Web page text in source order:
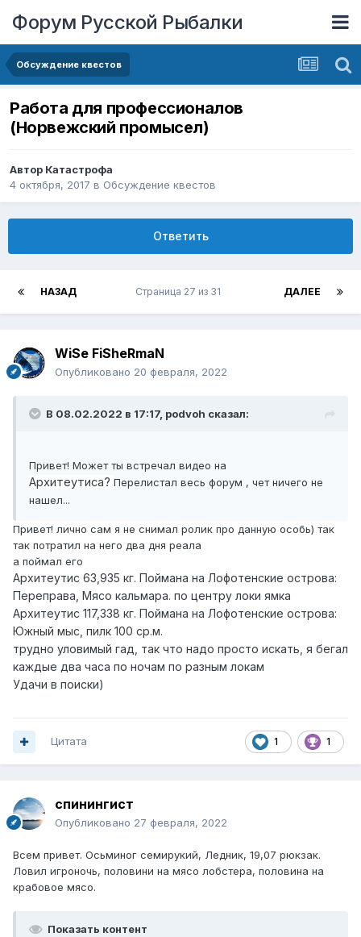
Форум Русской Рыбалки
Обсуждение квестов
Работа для профессионалов
(Норвежский промысел)
Автор Катастрофа
4 октября, 2017 в Обсуждение квестов
Ответить
НАЗАД ДАЛЕЕ
Страница 27 из 31
WiSe FiSheRmaN
Опубликовано 20 февраля, 2022
В 08.02.2022 в 17:17, podvoh сказал:
Привет! Может ты встречал видео на
Архитеутиса? Перелистал весь форум , чет ничего не
нашел...
Привет! лично сам я не снимал ролик про данную особь) так
так потратил на него два дня реала
а поймал его
Архитеутис 63,935 кг. Поймана на Лофотенские острова:
Переправа, Мясо кальмара. по центру локи ямка
Архитеутис 117,338 кг. Поймана на Лофотенские острова:
Южный мыс, пилк 100 ср.м.
трудно уловимый гад, так что надо просто искать, я бегал
каждые два часа по ночам по разным локам
Удачи в поиски)
1 1
Цитата
спинингист
Опубликовано 27 февраля, 2022
Всем привет. Осьминог семирукий, Ледник, 19,07 рюкзак.
Ловил игроночь, половини на мясо лобстера, половина на
крабовое мясо.
Показать контент